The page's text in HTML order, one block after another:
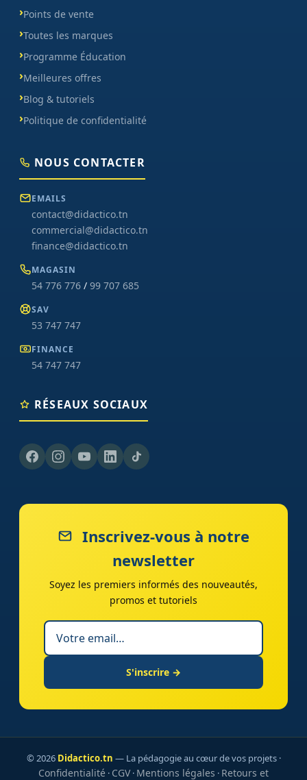
Points de vente
Toutes les marques
Programme Éducation
Meilleures offres
Blog & tutoriels
Politique de confidentialité
NOUS CONTACTER
EMAILS
contact@didactico.tn
commercial@didactico.tn
finance@didactico.tn
MAGASIN
54 776 776 / 99 707 685
SAV
53 747 747
FINANCE
54 747 747
RÉSEAUX SOCIAUX
Inscrivez-vous à notre
newsletter
Soyez les premiers informés des nouveautés,
promos et tutoriels
S'inscrire →
© 2026 Didactico.tn — La pédagogie au cœur de vos projets ·
Confidentialité · CGV· Mentions légales · Retours et